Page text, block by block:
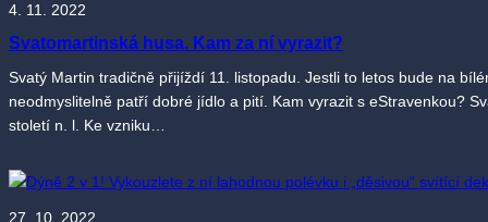
4. 11. 2022
Svatomartinská husa. Kam za ní vyrazit?
Svatý Martin tradičně přijíždí 11. listopadu. Jestli to letos bude na
neodmyslitelně patří dobré jídlo a pití. Kam vyrazit s eStravenkou?
století n. l. Ke vzniku…
27. 10. 2022